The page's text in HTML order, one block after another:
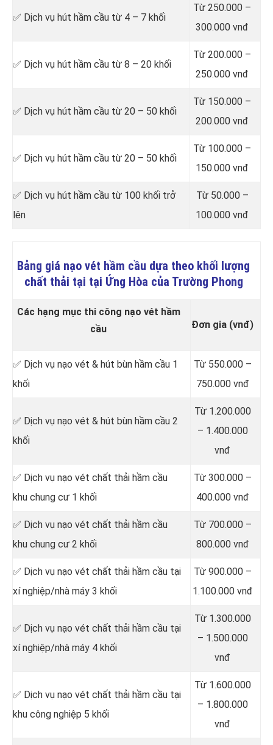
✅ Dịch vụ hút hầm cầu từ 4 – 7 khối
Từ 250.000 –
300.000 vnđ
✅ Dịch vụ hút hầm cầu từ 8 – 20 khối
Từ 200.000 –
250.000 vnđ
✅ Dịch vụ hút hầm cầu từ 20 – 50 khối
Từ 150.000 –
200.000 vnđ
✅ Dịch vụ hút hầm cầu từ 20 – 50 khối
Từ 100.000 –
150.000 vnđ
✅ Dịch vụ hút hầm cầu từ 100 khối trở
lên
Từ 50.000 –
100.000 vnđ
Bảng giá nạo vét hầm cầu dựa theo khối lượng
chất thải tại tại Ứng Hòa của Trường Phong
Các hạng mục thi công nạo vét hầm
cầu
Đơn gia (vnđ)
✅ Dịch vụ nạo vét & hút bùn hầm cầu 1
khối
Từ 550.000 –
750.000 vnđ
✅ Dịch vụ nạo vét & hút bùn hầm cầu 2
khối
Từ 1.200.000
– 1.400.000
vnđ
✅ Dịch vụ nạo vét chất thải hầm cầu
khu chung cư 1 khối
Từ 300.000 –
400.000 vnđ
✅ Dịch vụ nạo vét chất thải hầm cầu
khu chung cư 2 khối
Từ 700.000 –
800.000 vnđ
✅ Dịch vụ nạo vét chất thải hầm cầu tại
xí nghiệp/nhà máy 3 khối
Từ 900.000 –
1.100.000 vnđ
✅ Dịch vụ nạo vét chất thải hầm cầu tại
xí nghiệp/nhà máy 4 khối
Từ 1.300.000
– 1.500.000
vnđ
✅ Dịch vụ nạo vét chất thải hầm cầu tại
khu công nghiệp 5 khối
Từ 1.600.000
– 1.800.000
vnđ